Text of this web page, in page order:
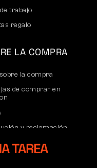
trabajo
regalo
LA COMPRA
la compra
de comprar en
y reclamación
y pago
TAREA